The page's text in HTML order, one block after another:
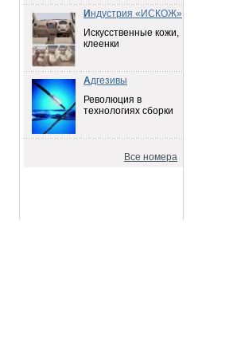
Индустрия «ИСКОЖ»
Искусственные кожи,
клеенки
Адгезивы
Революция в
технологиях сборки
Все номера